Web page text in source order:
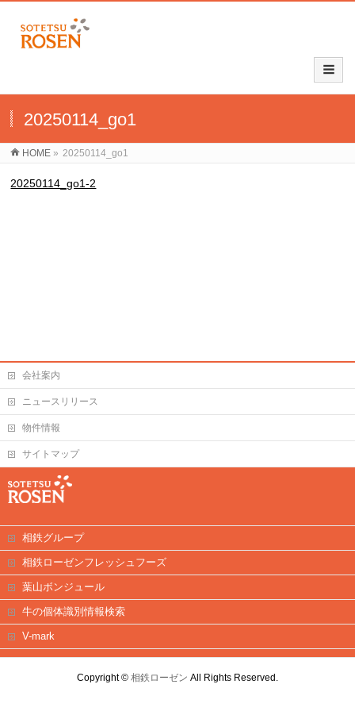
20250114_go1
HOME » 20250114_go1
20250114_go1-2
会社案内
ニュースリリース
物件情報
サイトマップ
相鉄グループ
相鉄ローゼンフレッシュフーズ
葉山ボンジュール
牛の個体識別情報検索
V-mark
Copyright © 相鉄ローゼン All Rights Reserved.